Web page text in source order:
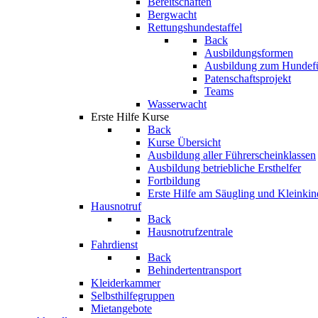
Bergwacht
Rettungshundestaffel
Back
Ausbildungsformen
Ausbildung zum
Patenschaftsprojekt
Teams
Wasserwacht
Erste Hilfe Kurse
Back
Kurse Übersicht
Ausbildung aller Führerscheinklassen
Ausbildung betriebliche Ersthelfer
Fortbildung
Erste Hilfe am Säugling und
Hausnotruf
Back
Hausnotrufzentrale
Fahrdienst
Back
Behindertentransport
Kleiderkammer
Selbsthilfegruppen
Mietangebote